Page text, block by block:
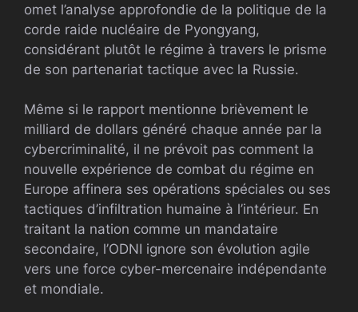
omet l’analyse approfondie de la politique de la
corde raide nucléaire de Pyongyang,
considérant plutôt le régime à travers le prisme
de son partenariat tactique avec la Russie.
Même si le rapport mentionne brièvement le
milliard de dollars généré chaque année par la
cybercriminalité, il ne prévoit pas comment la
nouvelle expérience de combat du régime en
Europe affinera ses opérations spéciales ou ses
tactiques d’infiltration humaine à l’intérieur. En
traitant la nation comme un mandataire
secondaire, l’ODNI ignore son évolution agile
vers une force cyber-mercenaire indépendante
et mondiale.